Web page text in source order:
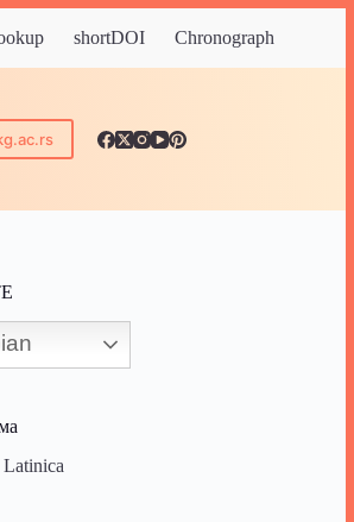
shortDOI Chronograph
Latinica